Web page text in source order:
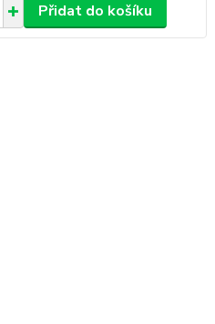
Přidat do košíku